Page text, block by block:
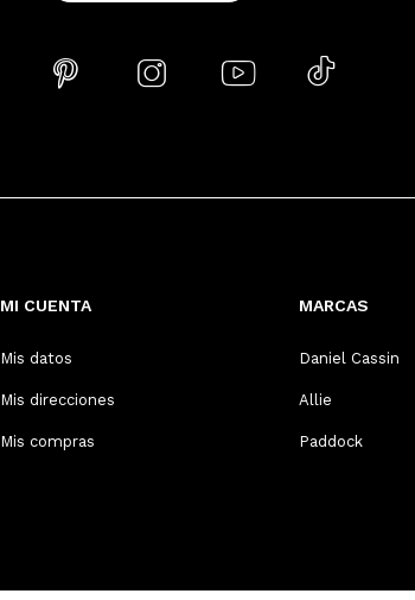
MI CUENTA
Mis datos
Mis direcciones
Mis compras
MARCAS
Daniel Cassin
Allie
Paddock
   